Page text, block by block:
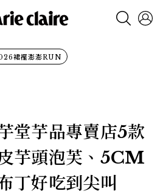
裙襬澎澎RUN
堂芋品專賣店5款
芋頭泡芙、5CM
丁好吃到尖叫